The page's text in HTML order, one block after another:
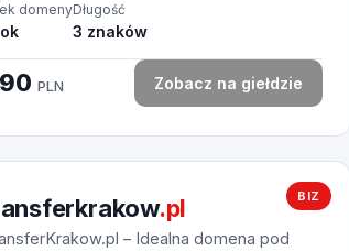
domenyDługość
3 znaków
PLN Zobacz na giełdzie
BIZ
.pl
– Idealna domena pod